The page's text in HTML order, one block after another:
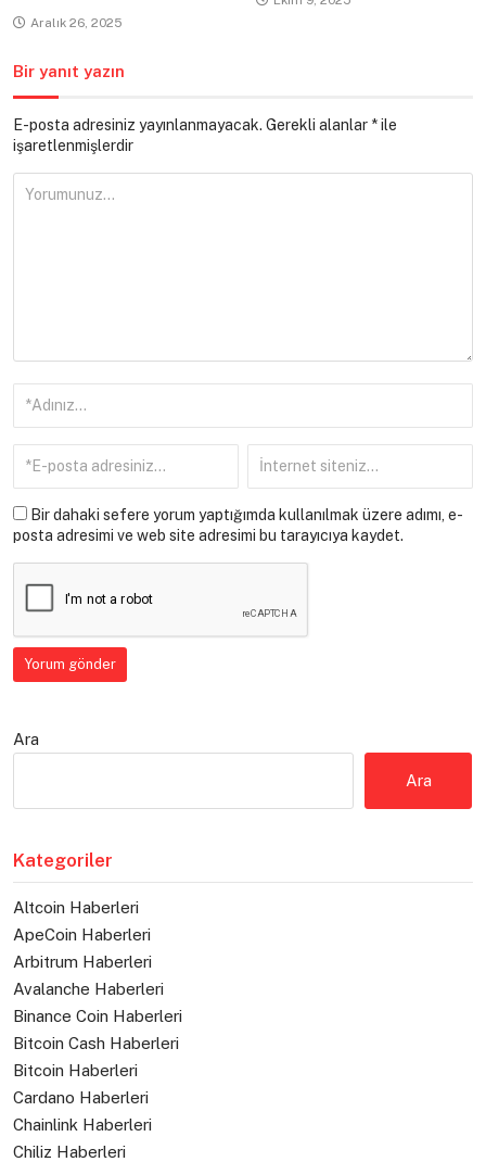
Aralık 26, 2025
Bir yanıt yazın
E-posta adresiniz yayınlanmayacak. Gerekli alanlar *ile
işaretlenmişlerdir
Bir dahaki sefere yorum yaptığımda kullanılmak üzere adımı, e-
posta adresimi ve web site adresimi bu tarayıcıya kaydet.
Ara
Ara
Kategoriler
Altcoin Haberleri
ApeCoin Haberleri
Arbitrum Haberleri
Avalanche Haberleri
Binance Coin Haberleri
Bitcoin Cash Haberleri
Bitcoin Haberleri
Cardano Haberleri
Chainlink Haberleri
Chiliz Haberleri